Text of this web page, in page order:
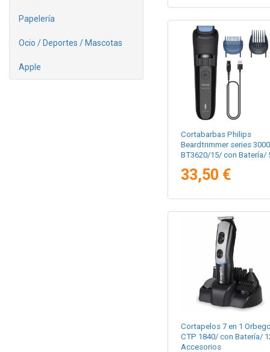
Papelería
Ocio / Deportes / Mascotas
Apple
Cortabarbas Philips
Beardtrimmer series 3000
BT3620/15/ con Batería/
33,50 €
Cortapelos 7 en 1
CTP 1840/ con Batería/
Accesorios